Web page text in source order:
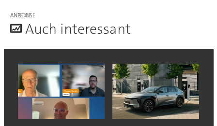
ANZEIGE
Auch interessant